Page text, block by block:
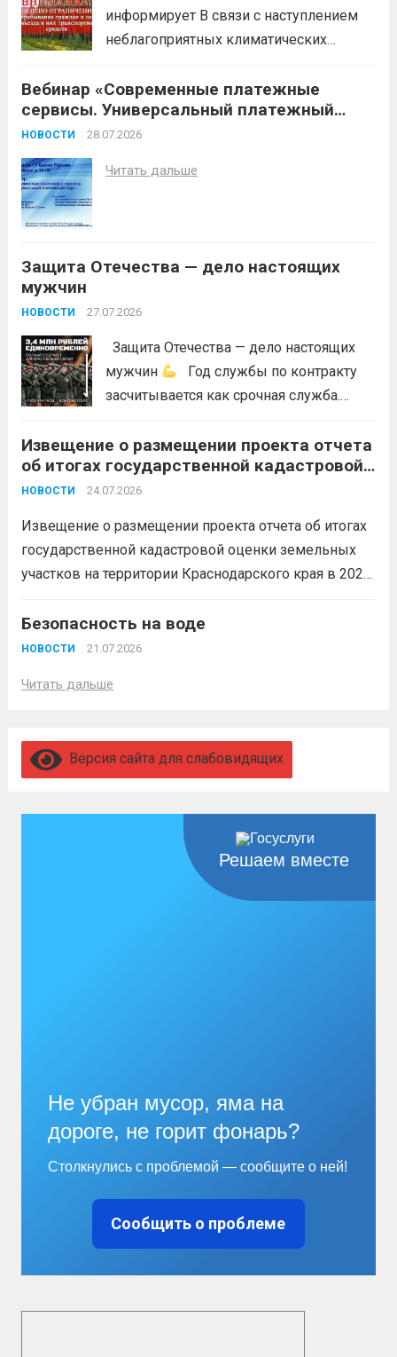
информирует В связи с наступлением
неблагоприятных климатических
воздуха, отсутствие осадков,
порывистый ветер), в целях
недопущения ухудшения лесопожарной
возникновений чрезвычайных
Вебинар «Современные платежные
сервисы. Универсальный платежный
код»
НОВОСТИ 28.07.2026
Читать дальше
Защита Отечества — дело настоящих
мужчин
НОВОСТИ 27.07.2026
Защита Отечества — дело настоящих
мужчин
Год службы по контракту
засчитывается как срочная служба.
невозможен без вашего согласия,
увольнение по окончании срока
гарантировано. Регион предоставляет
бойцам множество мер поддержки:
3,4 млн рублей единовременно;...
Извещение о размещении проекта отчета
об итогах государственной кадастровой
оценки земельных участков на
году
НОВОСТИ 24.07.2026
Извещение о размещении проекта отчета об итогах
государственной кадастровой оценки земельных
участков на территории Краснодарского края в 2026
замечаний к нему (скачать)
Безопасность на воде
НОВОСТИ 21.07.2026
Читать дальше
Версия сайта для слабовидящих
Решаем вместе
Не убран мусор, яма на
дороге, не горит фонарь?
Столкнулись с проблемой — сообщите о ней!
Сообщить о проблеме